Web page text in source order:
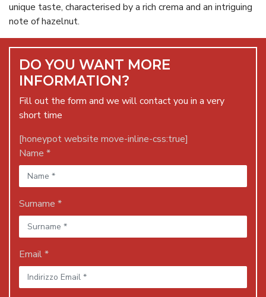
unique taste, characterised by a rich crema and an intriguing
note of hazelnut.
DO YOU WANT MORE
INFORMATION?
Fill out the form and we will contact you in a very
short time
[honeypot website move-inline-css:true]
Name *
Surname *
Email *